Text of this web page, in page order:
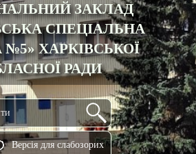
ЗАКЛАД
СПЕЦІАЛЬНА
ХАРКІВСЬКОЇ
РАДИ
Версiя для слабозорих